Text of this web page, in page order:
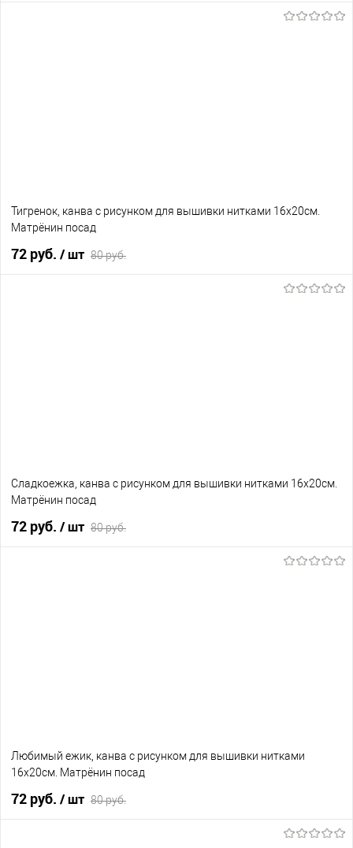
Тигренок, канва с рисунком для вышивки нитками 16х20см.
Матрёнин посад
72 руб. / шт 80 руб.
Сладкоежка, канва с рисунком для вышивки нитками 16х20см.
Матрёнин посад
72 руб. / шт 80 руб.
Любимый ежик, канва с рисунком для вышивки нитками
16х20см. Матрёнин посад
72 руб. / шт 80 руб.